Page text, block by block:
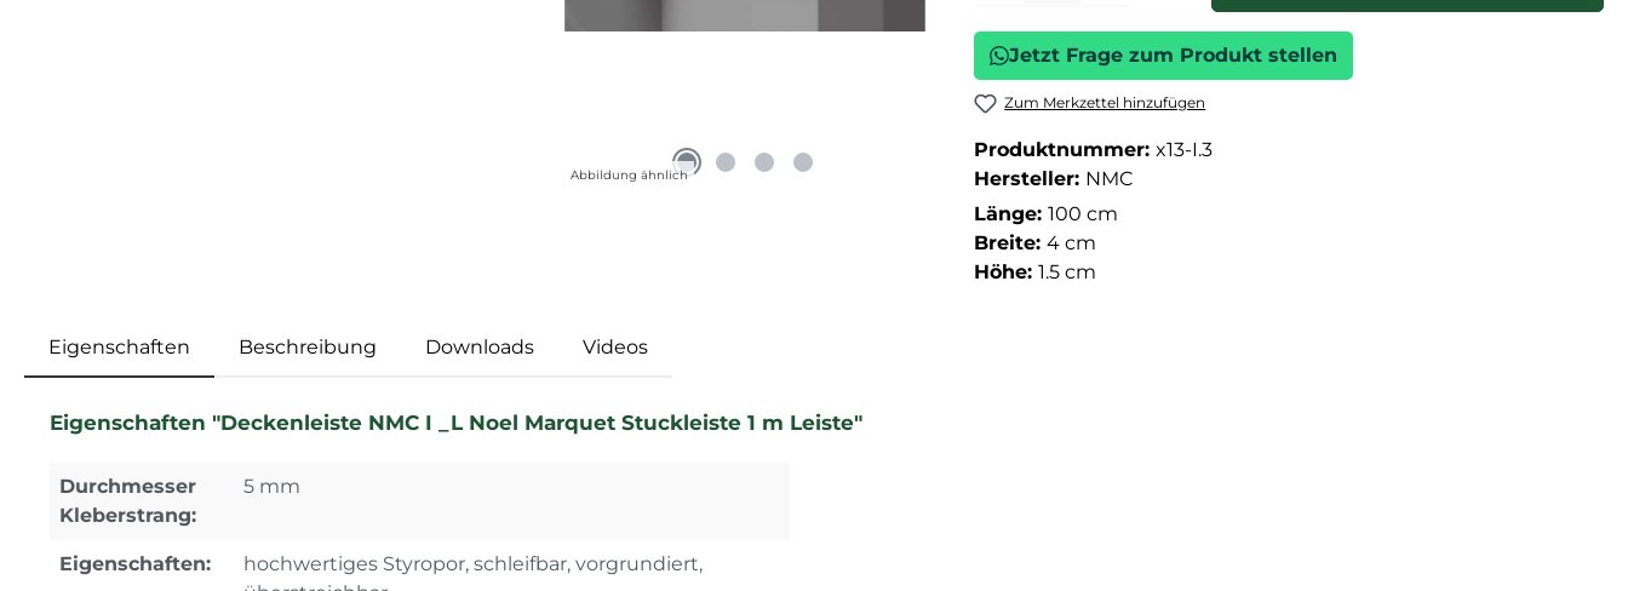
Abbildung ähnlich
Jetzt Frage zum Produkt stellen
Zum Merkzettel hinzufügen
Produktnummer: x13-I.3
Hersteller: NMC
Länge: 100 cm
Breite: 4 cm
Höhe: 1.5 cm
Eigenschaften Beschreibung Downloads Videos
Eigenschaften "Deckenleiste NMC I _L Noel Marquet Stuckleiste 1 m Leiste"
Durchmesser
Kleberstrang:
5 mm
Eigenschaften:
hochwertiges Styropor, schleifbar, vorgrundiert,